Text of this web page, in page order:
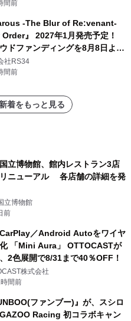
間前
-The Blur of Re:venant-
Order』 2027年1月発売予定！
ドファンディングを8月8日より
社RS34
間前
着をもっと見る
立博物館、館内レストラン3店
ニューアル 各店舗の詳細を発
立博物館
前
／Android Autoをワイヤ
「Mini Aura」 OTTOCASTが
2色展開で8/31まで40％OFF！
株式会社
間前
ファンブー)』が、スシロ
Racing 初コラボキャン